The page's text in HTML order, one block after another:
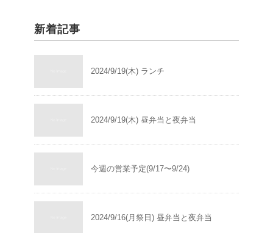
新着記事
2024/9/19(木) ランチ
2024/9/19(木) 昼弁当と夜弁当
今週の営業予定(9/17〜9/24)
2024/9/16(月祭日) 昼弁当と夜弁当